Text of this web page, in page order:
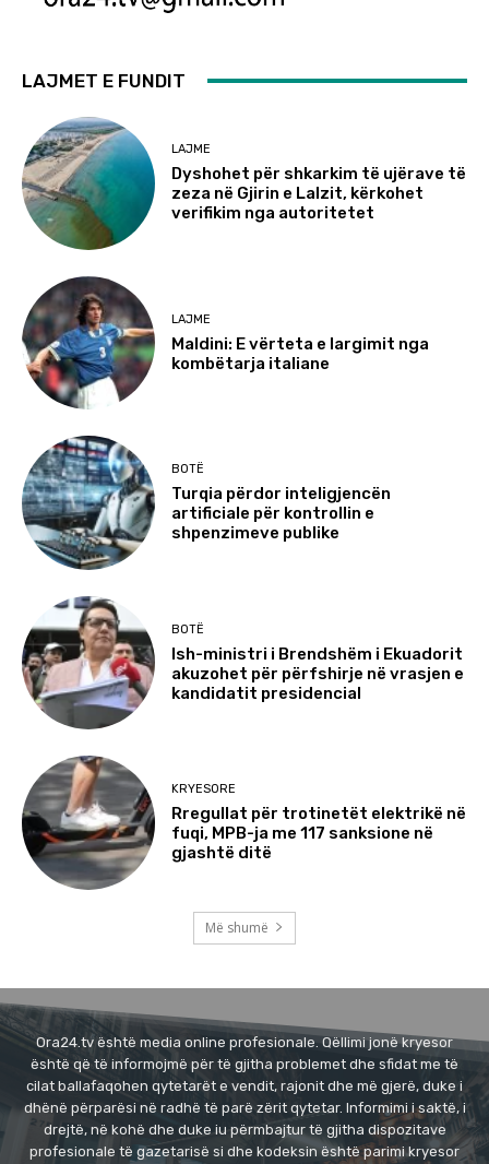
LAJMET E FUNDIT
LAJME
Dyshohet për shkarkim të ujërave të
zeza në Gjirin e Lalzit, kërkohet
verifikim nga autoritetet
LAJME
Maldini: E vërteta e largimit nga
kombëtarja italiane
BOTË
Turqia përdor inteligjencën
artificiale për kontrollin e
shpenzimeve publike
BOTË
Ish-ministri i Brendshëm i Ekuadorit
akuzohet për përfshirje në vrasjen e
kandidatit presidencial
KRYESORE
Rregullat për trotinetët elektrikë në
fuqi, MPB-ja me 117 sanksione në
gjashtë ditë
Më shumë
Ora24.tv është media online profesionale. Qëllimi jonë kryesor
është që të informojmë për të gjitha problemet dhe sfidat me të
cilat ballafaqohen qytetarët e vendit, rajonit dhe më gjerë, duke i
dhënë përparësi në radhë të parë zërit qytetar. Informimi i saktë, i
drejtë, në kohë dhe duke iu përmbajtur të gjitha dispozitave
profesionale të gazetarisë si dhe kodeksin është parimi kryesor